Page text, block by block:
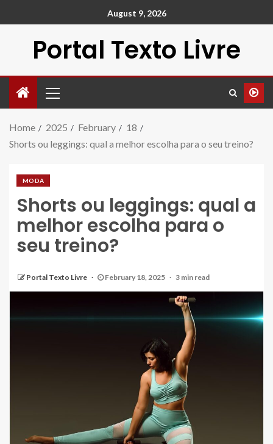
August 9, 2026
Portal Texto Livre
Home 2025 February
18
Shorts ou leggings: qual a melhor escolha para o seu treino?
MODA
Shorts ou leggings: qual a
melhor escolha para o
seu treino?
Portal Texto Livre February 18, 2025 3 min read